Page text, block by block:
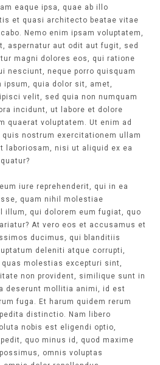
eaque ipsa, quae ab illo
et quasi architecto beatae vitae
Nemo enim ipsam voluptatem,
aspernatur aut odit aut fugit, sed
magni dolores eos, qui ratione
nesciunt, neque porro quisquam
ipsum, quia dolor sit, amet,
velit, sed quia non numquam
incidunt, ut labore et dolore
quaerat voluptatem. Ut enim ad
quis nostrum exercitationem ullam
laboriosam, nisi ut aliquid ex ea
iure reprehenderit, qui in ea
quam nihil molestiae
illum, qui dolorem eum fugiat, quo
At vero eos et accusamus et
ducimus, qui blanditiis
deleniti atque corrupti,
molestias excepturi sint,
non provident, similique sunt in
deserunt mollitia animi, id est
fuga. Et harum quidem rerum
distinctio. Nam libero
nobis est eligendi optio,
quo minus id, quod maxime
omnis voluptas